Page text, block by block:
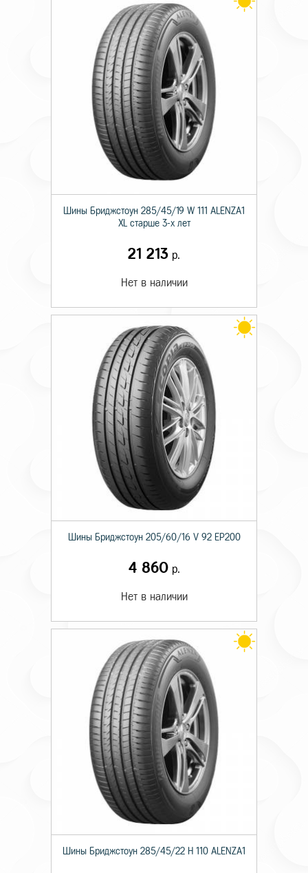
Шины Бриджстоун 285/45/19 W 111 ALENZA1
XL старше 3-х лет
21 213 р.
Нет в наличии
Шины Бриджстоун 205/60/16 V 92 EP200
4 860р.
Нет в наличии
Шины Бриджстоун 285/45/22 H 110 ALENZA1